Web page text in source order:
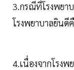
3.กรณีที่โรงพยา
โรงพยาบาลยินดี
4.เนื่องจากโรง